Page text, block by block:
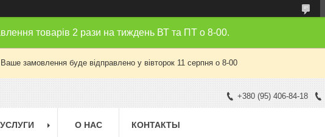
товарів 2 рази на тиждень ВТ та ПТ о 8-00.
Ваше замовлення буде відправлено у вівторок 11 серпня о 8-00
+380 (95) 406-84-18
О НАС КОНТАКТЫ